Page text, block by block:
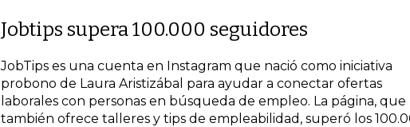
Jobtips supera 100.000 seguidores
JobTips es una cuenta en Instagram que nació como iniciativa
probono de Laura Aristizábal para ayudar a conectar ofertas
laborales con personas en búsqueda de empleo. La página, que
también ofrece talleres y tips de empleabilidad, superó los